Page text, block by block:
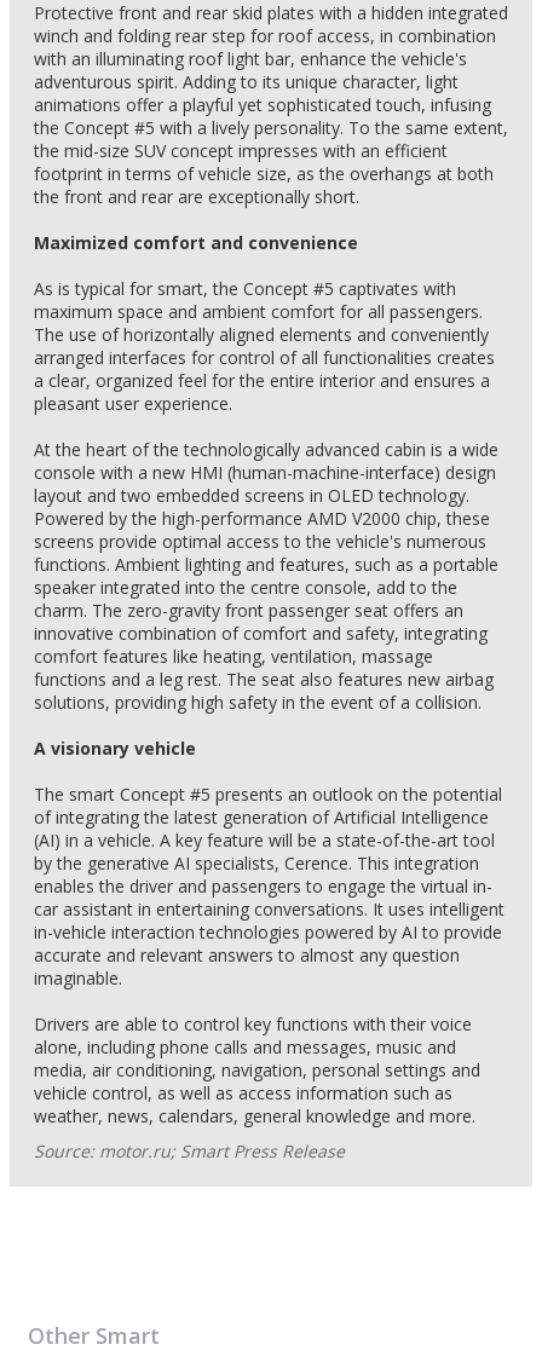
Protective front and rear skid plates with a hidden integrated
winch and folding rear step for roof access, in combination
with an illuminating roof light bar, enhance the vehicle's
adventurous spirit. Adding to its unique character, light
animations offer a playful yet sophisticated touch, infusing
the Concept #5 with a lively personality. To the same extent,
the mid-size SUV concept impresses with an efficient
footprint in terms of vehicle size, as the overhangs at both
the front and rear are exceptionally short.
Maximized comfort and convenience
As is typical for smart, the Concept #5 captivates with
maximum space and ambient comfort for all passengers.
The use of horizontally aligned elements and conveniently
arranged interfaces for control of all functionalities creates
a clear, organized feel for the entire interior and ensures a
pleasant user experience.
At the heart of the technologically advanced cabin is a wide
console with a new HMI (human-machine-interface) design
layout and two embedded screens in OLED technology.
Powered by the high-performance AMD V2000 chip, these
screens provide optimal access to the vehicle's numerous
functions. Ambient lighting and features, such as a portable
speaker integrated into the centre console, add to the
charm. The zero-gravity front passenger seat offers an
innovative combination of comfort and safety, integrating
comfort features like heating, ventilation, massage
functions and a leg rest. The seat also features new airbag
solutions, providing high safety in the event of a collision.
A visionary vehicle
The smart Concept #5 presents an outlook on the potential
of integrating the latest generation of Artificial Intelligence
(AI) in a vehicle. A key feature will be a state-of-the-art tool
by the generative AI specialists, Cerence. This integration
enables the driver and passengers to engage the virtual in-
car assistant in entertaining conversations. It uses intelligent
in-vehicle interaction technologies powered by AI to provide
accurate and relevant answers to almost any question
imaginable.
Drivers are able to control key functions with their voice
alone, including phone calls and messages, music and
media, air conditioning, navigation, personal settings and
vehicle control, as well as access information such as
weather, news, calendars, general knowledge and more.
Source: motor.ru; Smart Press Release
Other Smart